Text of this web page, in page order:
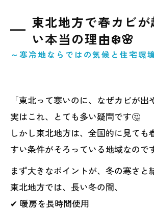
東北地方で春カビ
い本当の理由❄️🌸
～寒冷地ならではの気候と住宅環
「東北って寒いのに、なぜカビが出
実はこれ、とても多い疑問です🤔
しかし東北地方は、全国的に見ても
すい条件がそろっている地域なので
まず大きなポイントが、冬の寒さと
東北地方では、長い冬の間、
✔ 暖房を長時間使用